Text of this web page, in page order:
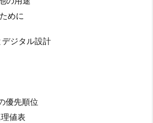
めに
ジタル設計
優先順位
値表